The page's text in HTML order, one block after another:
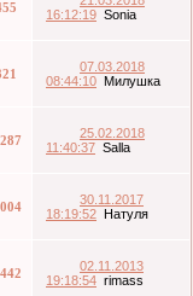
16:12:19 Sonia
07.03.2018
08:44:10 Милушка
25.02.2018
11:40:37 Salla
30.11.2017
18:19:52 Натуля
02.11.2013
19:18:54 rimass